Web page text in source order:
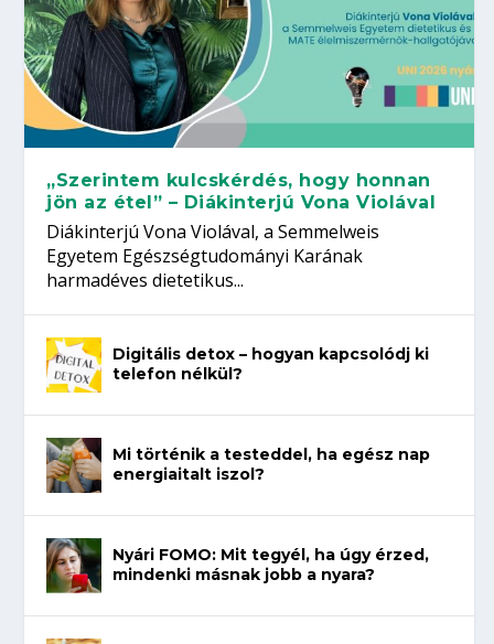
„Szerintem kulcskérdés, hogy honnan
jön az étel” – Diákinterjú Vona Violával
Diákinterjú Vona Violával, a Semmelweis
Egyetem Egészségtudományi Karának
harmadéves dietetikus...
Digitális detox – hogyan kapcsolódj ki
telefon nélkül?
Mi történik a testeddel, ha egész nap
energiaitalt iszol?
Nyári FOMO: Mit tegyél, ha úgy érzed,
mindenki másnak jobb a nyara?